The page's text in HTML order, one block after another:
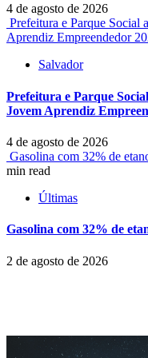
4 de agosto de 2026
Prefeitura e Parque Social
Aprendiz Empreendedor
Salvador
Prefeitura e Parque
Jovem Aprendiz
4 de agosto de 2026
Gasolina com 32% de
min read
Últimas
Gasolina com 32% de
2 de agosto de 2026